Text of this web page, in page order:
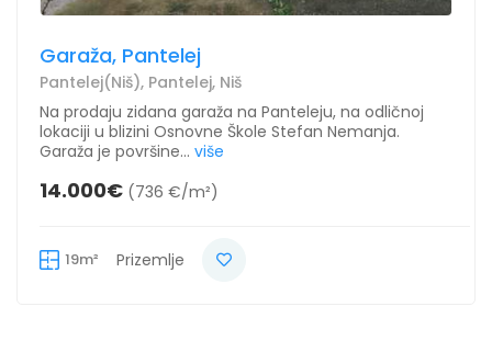
Garaža, Pantelej
Pantelej(Niš), Pantelej, Niš
Na prodaju zidana garaža na Panteleju, na odličnoj
lokaciji u blizini Osnovne Škole Stefan Nemanja.
Garaža je površine... više
14.000€ (736 €/m²)
19m² Prizemlje